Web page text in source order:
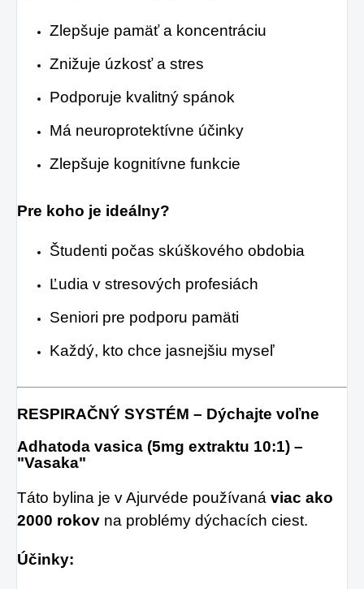
Zlepšuje pamäť a koncentráciu
Znižuje úzkosť a stres
Podporuje kvalitný spánok
Má neuroprotektívne účinky
Zlepšuje kognitívne funkcie
Pre koho je ideálny?
Študenti počas skúškového obdobia
Ľudia v stresových profesiách
Seniori pre podporu pamäti
Každý, kto chce jasnejšiu myseľ
RESPIRAČNÝ SYSTÉM – Dýchajte voľne
Adhatoda vasica (5mg extraktu 10:1) –
"Vasaka"
Táto bylina je v Ajurvéde používaná viac ako
2000 rokov na problémy dýchacích ciest.
Účinky: